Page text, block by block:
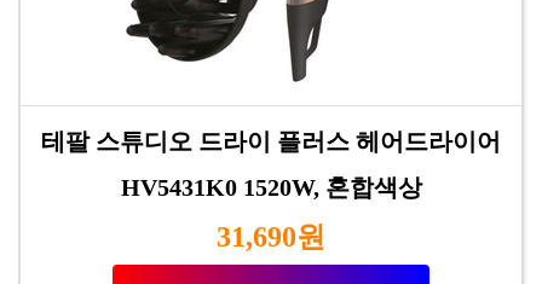
테팔 스튜디오 드라이 플러스 헤어드라이어
HV5431K0 1520W, 혼합색상
31,690원